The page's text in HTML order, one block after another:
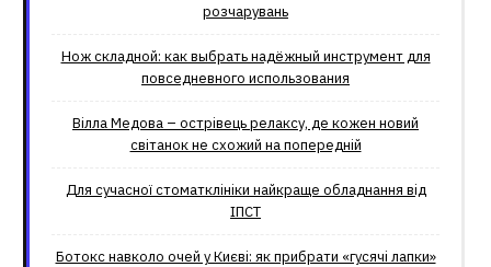
розчарувань
Нож складной: как выбрать надёжный инструмент для
повседневного использования
Вілла Медова – острівець релаксу, де кожен новий
світанок не схожий на попередній
Для сучасної стоматклініки найкраще обладнання від
ІПСТ
Ботокс навколо очей у Києві: як прибрати «гусячі лапки»